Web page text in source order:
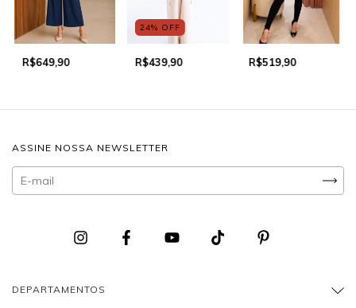
R$649,90
24% OFF
R$439,90 R$519,90
ASSINE NOSSA NEWSLETTER
DEPARTAMENTOS